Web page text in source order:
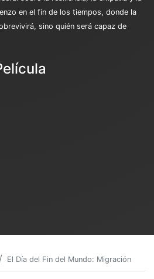
en el fin de los tiempos, donde la
sino quién será capaz de
El Día del Fin del Mundo: Migración